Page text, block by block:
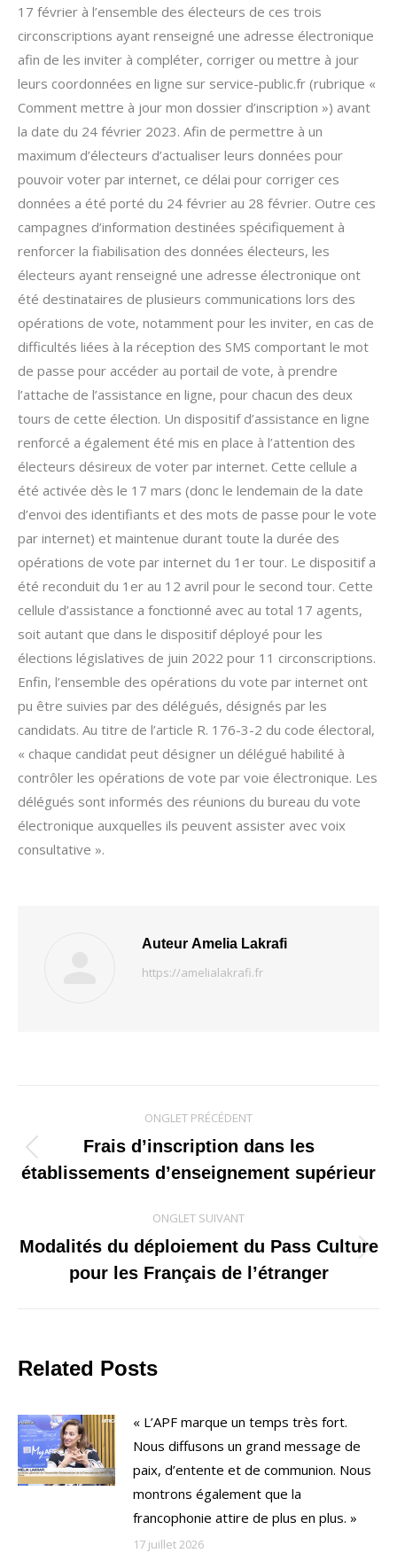
17 février à l’ensemble des électeurs de ces trois
circonscriptions ayant renseigné une adresse électronique
afin de les inviter à compléter, corriger ou mettre à jour
leurs coordonnées en ligne sur service-public.fr (rubrique «
Comment mettre à jour mon dossier d’inscription ») avant
la date du 24 février 2023. Afin de permettre à un
maximum d’électeurs d’actualiser leurs données pour
pouvoir voter par internet, ce délai pour corriger ces
données a été porté du 24 février au 28 février. Outre ces
campagnes d’information destinées spécifiquement à
renforcer la fiabilisation des données électeurs, les
électeurs ayant renseigné une adresse électronique ont
été destinataires de plusieurs communications lors des
opérations de vote, notamment pour les inviter, en cas de
difficultés liées à la réception des SMS comportant le mot
de passe pour accéder au portail de vote, à prendre
l’attache de l’assistance en ligne, pour chacun des deux
tours de cette élection. Un dispositif d’assistance en ligne
renforcé a également été mis en place à l’attention des
électeurs désireux de voter par internet. Cette cellule a
été activée dès le 17 mars (donc le lendemain de la date
d’envoi des identifiants et des mots de passe pour le vote
par internet) et maintenue durant toute la durée des
opérations de vote par internet du 1er tour. Le dispositif a
été reconduit du 1er au 12 avril pour le second tour. Cette
cellule d’assistance a fonctionné avec au total 17 agents,
soit autant que dans le dispositif déployé pour les
élections législatives de juin 2022 pour 11 circonscriptions.
Enfin, l’ensemble des opérations du vote par internet ont
pu être suivies par des délégués, désignés par les
candidats. Au titre de l’article R. 176-3-2 du code électoral,
« chaque candidat peut désigner un délégué habilité à
contrôler les opérations de vote par voie électronique. Les
délégués sont informés des réunions du bureau du vote
électronique auxquelles ils peuvent assister avec voix
consultative ».
Auteur Amelia Lakrafi
https://amelialakrafi.fr
de
commentaire
ONGLET PRÉCÉDENT
Onglet
précédent
Frais d’inscription dans les
établissements d’enseignement supérieur
ONGLET SUIVANT
Onglet
suivant
Modalités du déploiement du Pass Culture
pour les Français de l’étranger
Related Posts
« L’APF marque un temps très fort.
Nous diffusons un grand message de
paix, d’entente et de communion. Nous
montrons également que la
francophonie attire de plus en plus. »
17 juillet 2026